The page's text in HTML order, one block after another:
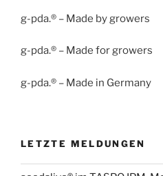
g-pda.® – Made by growers
g-pda.® – Made for growers
g-pda.® – Made in Germany
LETZTE MELDUNGEN